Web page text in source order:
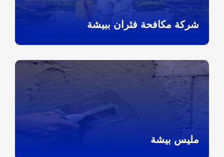
شركة مكافحة فئران ببيشة
مليس بيشة